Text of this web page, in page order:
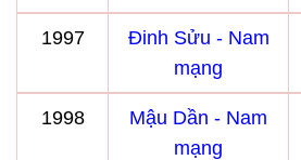
1997
Đinh Sửu - Nam
mạng
1998
Mậu Dần - Nam
mạng